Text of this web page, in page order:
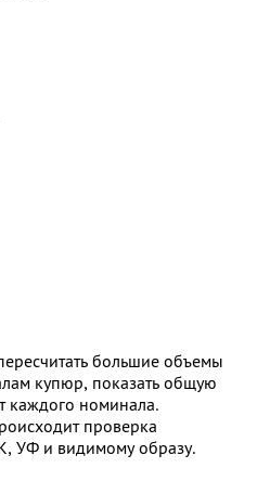
большие объемы
купюр, показать общую
каждого номинала.
проверка
УФ и видимому образу.